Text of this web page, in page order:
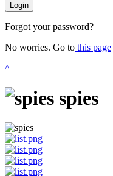
Login
Forgot your password?
No worries. Go to this page
^
spies